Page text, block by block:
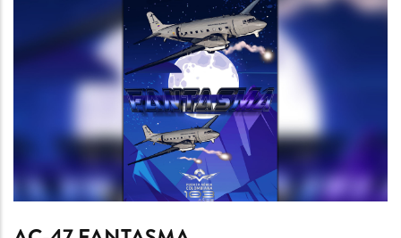
LA
NAVEGACIÓN